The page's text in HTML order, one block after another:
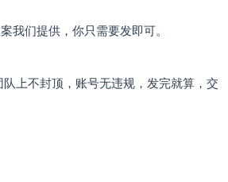
我们提供，你只需要发即可。
上不封顶，账号无违规，发完就算，交